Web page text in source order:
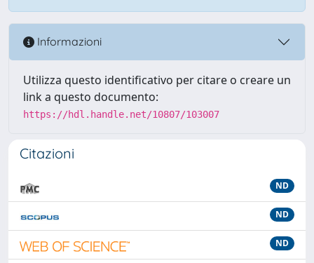
Informazioni
Utilizza questo identificativo per citare o creare un
link a questo documento:
https://hdl.handle.net/10807/103007
Citazioni
ND
ND
ND